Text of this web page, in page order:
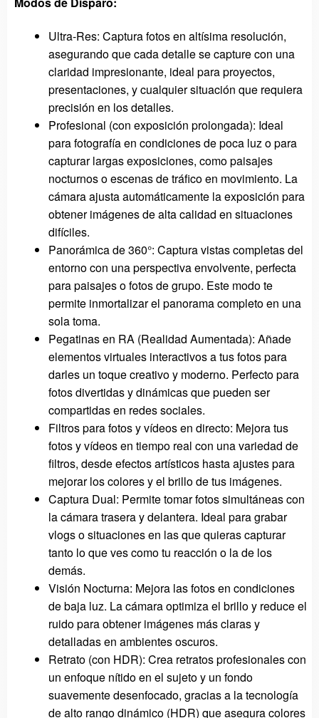
Ultra-Res: Captura fotos en altísima resolución,
asegurando que cada detalle se capture con una
claridad impresionante, ideal para proyectos,
presentaciones, y cualquier situación que requiera
precisión en los detalles.
Profesional (con exposición prolongada): Ideal
para fotografía en condiciones de poca luz o para
capturar largas exposiciones, como paisajes
nocturnos o escenas de tráfico en movimiento. La
cámara ajusta automáticamente la exposición para
obtener imágenes de alta calidad en situaciones
difíciles.
Panorámica de 360°: Captura vistas completas del
entorno con una perspectiva envolvente, perfecta
para paisajes o fotos de grupo. Este modo te
permite inmortalizar el panorama completo en una
sola toma.
Pegatinas en RA (Realidad Aumentada): Añade
elementos virtuales interactivos a tus fotos para
darles un toque creativo y moderno. Perfecto para
fotos divertidas y dinámicas que pueden ser
compartidas en redes sociales.
Filtros para fotos y vídeos en directo: Mejora tus
fotos y vídeos en tiempo real con una variedad de
filtros, desde efectos artísticos hasta ajustes para
mejorar los colores y el brillo de tus imágenes.
Captura Dual: Permite tomar fotos simultáneas con
la cámara trasera y delantera. Ideal para grabar
vlogs o situaciones en las que quieras capturar
tanto lo que ves como tu reacción o la de los
demás.
Visión Nocturna: Mejora las fotos en condiciones
de baja luz. La cámara optimiza el brillo y reduce el
ruido para obtener imágenes más claras y
detalladas en ambientes oscuros.
Retrato (con HDR): Crea retratos profesionales con
un enfoque nítido en el sujeto y un fondo
suavemente desenfocado, gracias a la tecnología
de alto rango dinámico (HDR) que asegura colores